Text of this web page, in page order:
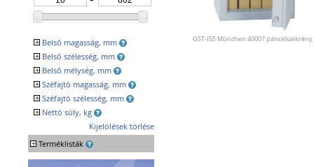
Egyéb tárolók
Kiegészítők széfhez
+ Belső magasság, mm
+ Belső szélesség, mm
+ Belső mélység, mm
+ Széfajtó magasság, mm
+ Széfajtó szélesség, mm
+ Nettó súly, kg
Kijelölések törlése
+ Terméklisták
GST-ISS München 40007 páncélszekrény